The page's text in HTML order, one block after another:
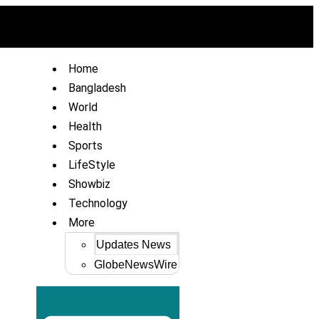
Home
Bangladesh
World
Health
Sports
LifeStyle
Showbiz
Technology
More
Updates News
GlobeNewsWire